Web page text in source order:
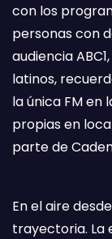
con los
personas con
audiencia
latinos,
la única FM en
propias en
parte de
En el aire
trayectoria. La